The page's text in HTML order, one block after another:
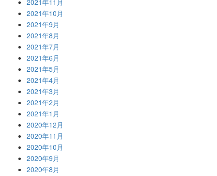
2021年11月
2021年10月
2021年9月
2021年8月
2021年7月
2021年6月
2021年5月
2021年4月
2021年3月
2021年2月
2021年1月
2020年12月
2020年11月
2020年10月
2020年9月
2020年8月